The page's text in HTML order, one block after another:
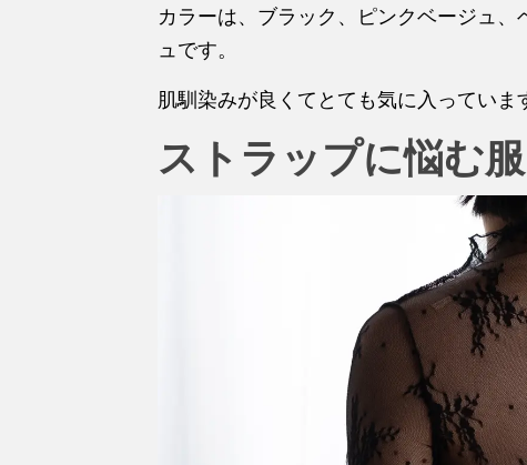
カラーは、ブラック、ピンクベージュ
ュです。
肌馴染みが良くてとても気に入っていま
ストラップに悩む